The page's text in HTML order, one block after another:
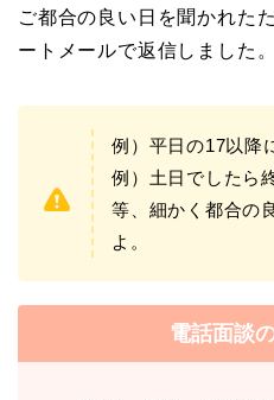
ご都合の良い日を聞かれた
ートメールで返信しました。
例）平日の17以降
例）土日でしたら
等、細かく都合の
よ。
電話面談